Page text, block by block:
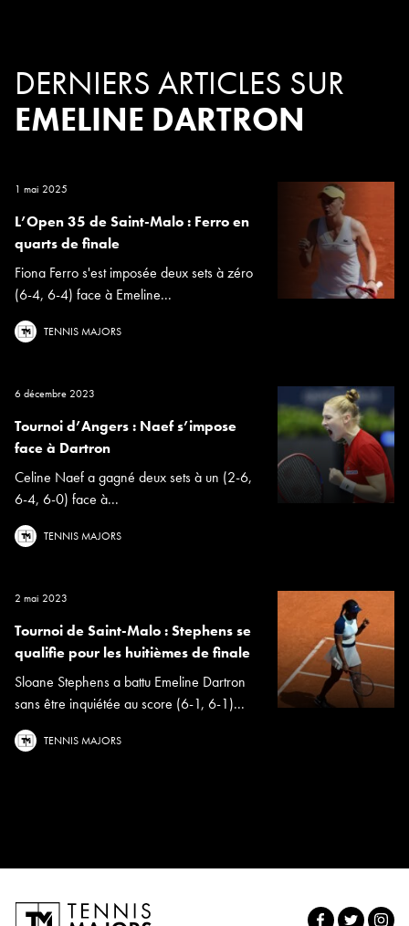
DERNIERS ARTICLES SUR
EMELINE DARTRON
1 mai 2025
L’Open 35 de Saint-Malo : Ferro en
quarts de finale
Fiona Ferro s'est imposée deux sets à zéro
(6-4, 6-4) face à Emeline...
TENNIS MAJORS
6 décembre 2023
Tournoi d’Angers : Naef s’impose
face à Dartron
Celine Naef a gagné deux sets à un (2-6,
6-4, 6-0) face à...
TENNIS MAJORS
2 mai 2023
Tournoi de Saint-Malo : Stephens se
qualifie pour les huitièmes de finale
Sloane Stephens a battu Emeline Dartron
sans être inquiétée au score (6-1, 6-1)...
TENNIS MAJORS